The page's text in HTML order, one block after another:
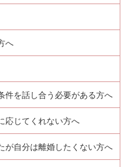
へ
件を話し合う必要がある方へ
応じてくれない方へ
が自分は離婚したくない方へ